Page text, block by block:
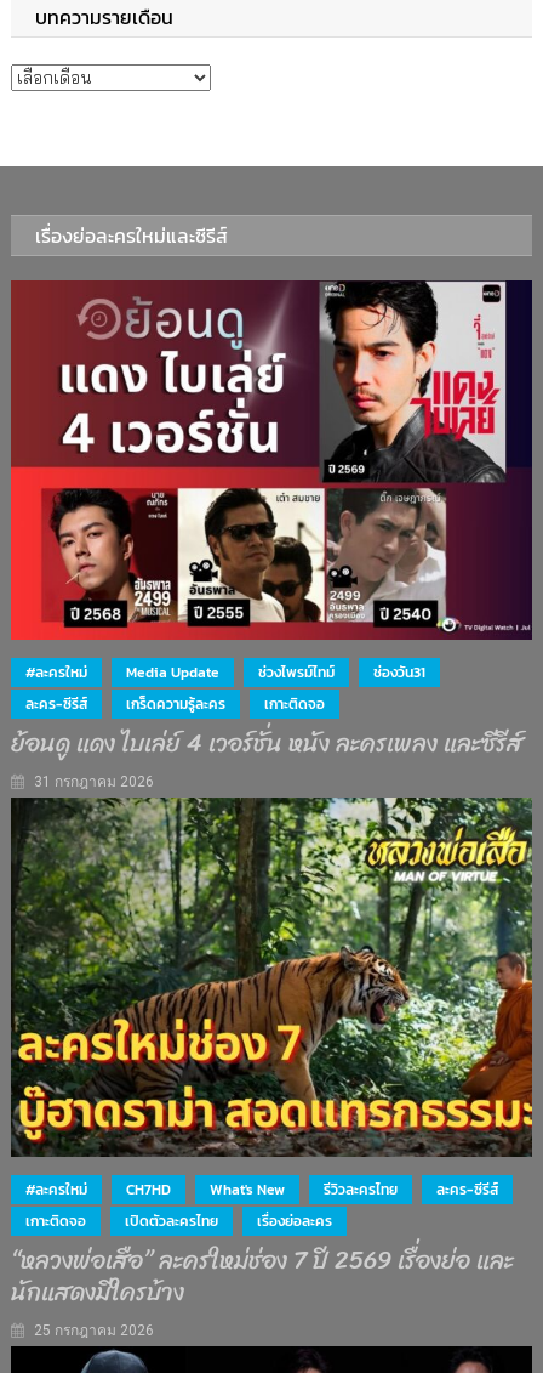
บทความรายเดือน
บทความรายเดือน
เรื่องย่อละครใหม่และซีรีส์
#ละครใหม่ Media Update ช่วงไพรม์ไทม์
ช่องวัน31
ละคร-ซีรีส์
เกร็ดความรู้ละคร เกาะติดจอ
ย้อนดู แดง ไบเล่ย์ 4 เวอร์ชั่น หนัง ละครเพลง และซีรีส์
31 กรกฎาคม 2026
#ละครใหม่ CH7HD What's New รีวิวละครไทย
ละคร-ซีรีส์
เกาะติดจอ
เปิดตัวละครไทย เรื่องย่อละคร
“หลวงพ่อเสือ” ละครใหม่ช่อง 7 ปี 2569 เรื่องย่อ และ
นักแสดงมีใครบ้าง
25 กรกฎาคม 2026